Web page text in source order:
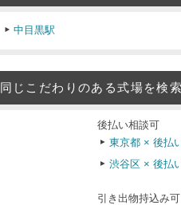
中目黒駅
同じこだわりのある式場を検索
後払い相談可
東京都 × 後払
渋谷区 × 後払
引き出物持込み可